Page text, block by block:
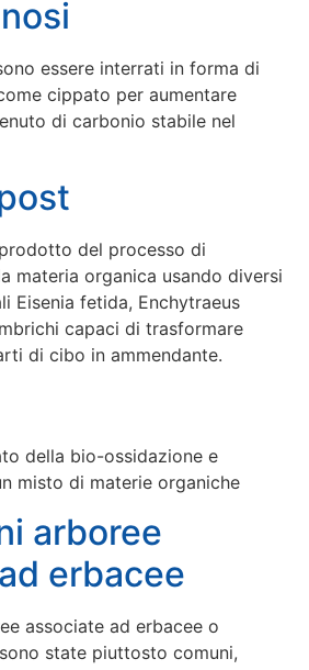
essere interrati in forma di
cippato per aumentare
di carbonio stabile nel
del processo di
materia organica usando diversi
Eisenia fetida, Enchytraeus
capaci di trasformare
di cibo in ammendante.
della bio-ossidazione e
misto di materie organiche
arboree
erbacee
associate ad erbacee o
state piuttosto comuni,